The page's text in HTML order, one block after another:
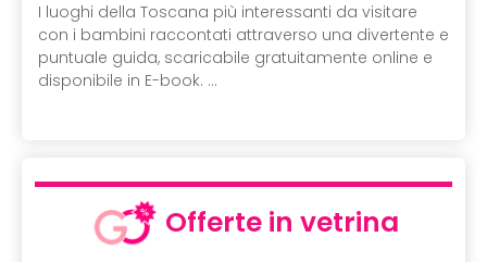
I luoghi della Toscana più interessanti da visitare
con i bambini raccontati attraverso una divertente e
puntuale guida, scaricabile gratuitamente online e
disponibile in E-book. ...
Offerte in vetrina